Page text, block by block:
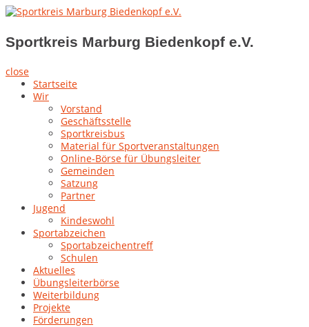
Skip
content
Sportkreis Marburg Biedenkopf e.V.
Sportkreis Marburg Biedenkopf e.V.
close
Startseite
Wir
Vorstand
Geschäftsstelle
Sportkreisbus
Material für Sportveranstaltungen
Online-Börse für Übungsleiter
Gemeinden
Satzung
Partner
Jugend
Kindeswohl
Sportabzeichen
Sportabzeichentreff
Schulen
Aktuelles
Übungsleiterbörse
Weiterbildung
Projekte
Förderungen